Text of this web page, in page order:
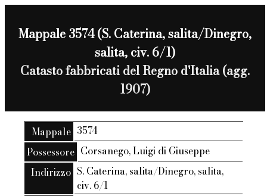
Mappale 3574 (S. Caterina, salita/Dinegro,
salita, civ. 6/1)
Catasto fabbricati del Regno d'Italia (agg.
1907)
Mappale 3574
Possessore Corsanego, Luigi di Giuseppe
Indirizzo S. Caterina, salita/Dinegro, salita,
civ. 6/1